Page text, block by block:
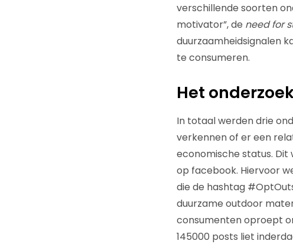
verschillende soorten
motivator”, de need for
duurzaamheidsignalen
te consumeren.
Het
In totaal werden drie
verkennen of er een
economische status.
op facebook. Hiervoor
die de hashtag
duurzame outdoor
consumenten oproept
145000 posts liet